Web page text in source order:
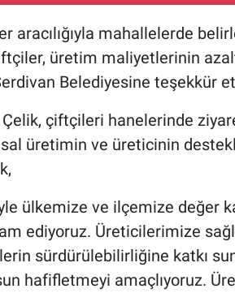
aracılığıyla mahallelerde
üretim maliyetlerinin
Belediyesine teşekkür
çiftçileri hanelerinde
üretimin ve üreticinin
ülkemize ve ilçemize değer
ediyoruz. Üreticilerimize
sürdürülebilirliğine katkı
hafifletmeyi amaçlıyoruz.